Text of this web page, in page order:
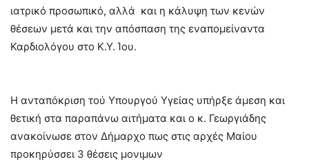
ιατρικό προσωπικό, αλλά και η κάλυψη των κενών
θέσεων μετά και την απόσπαση της εναπομείναντα
Καρδιολόγου στο Κ.Υ. Ίου.
Η ανταπόκριση τού Υπουργού Υγείας υπήρξε άμεση και
θετική στα παραπάνω αιτήματα και ο κ. Γεωργιάδης
ανακοίνωσε στον Δήμαρχο πως στις αρχές Μαίου
προκηρύσσει 3 θέσεις μονιμων